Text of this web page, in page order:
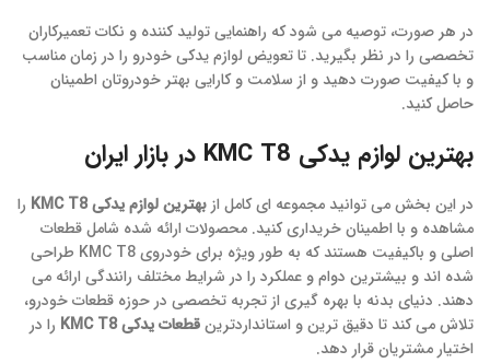
در هر صورت، توصیه می شود که راهنمایی تولید کننده و نکات تعمیرکاران
تخصصی را در نظر بگیرید. تا تعویض لوازم یدکی خودرو را در زمان مناسب
و با کیفیت صورت دهید و از سلامت و کارایی بهتر خودروتان اطمینان
حاصل کنید.
بهترین لوازم یدکی KMC T8 در بازار ایران
در این بخش می توانید مجموعه ای کامل از بهترین لوازم یدکی KMC T8
را
مشاهده و با اطمینان خریداری کنید. محصولات ارائه شده شامل قطعات
اصلی و باکیفیت هستند که به طور ویژه برای خودروی KMC T8 طراحی
شده اند و بیشترین دوام و عملکرد را در شرایط مختلف رانندگی ارائه می
دهند. دنیای بدنه با بهره گیری از تجربه تخصصی در حوزه قطعات خودرو،
تلاش می کند تا دقیق ترین و استانداردترینقطعات یدکی KMC T8
را در
اختیار مشتریان قرار دهد.